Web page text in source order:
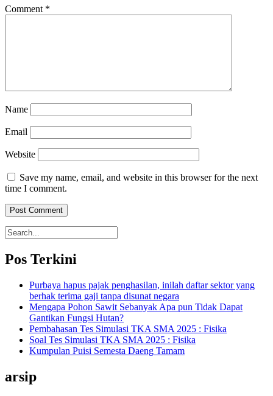
Comment *
Name
Email
Website
Save my name, email, and website in this browser for the next
time I comment.
Pos Terkini
Purbaya hapus pajak penghasilan, inilah daftar sektor yang
berhak terima gaji tanpa disunat negara
Mengapa Pohon Sawit Sebanyak Apa pun Tidak Dapat
Gantikan Fungsi Hutan?
Pembahasan Tes Simulasi TKA SMA 2025 : Fisika
Soal Tes Simulasi TKA SMA 2025 : Fisika
Kumpulan Puisi Semesta Daeng Tamam
arsip